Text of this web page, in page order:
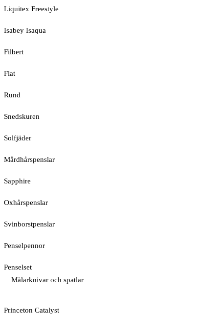
Liquitex Freestyle
Isabey Isaqua
Filbert
Flat
Rund
Snedskuren
Solfjäder
Mårdhårspenslar
Sapphire
Oxhårspenslar
Svinborstpenslar
Penselpennor
Penselset
Målarknivar och spatlar
Princeton Catalyst